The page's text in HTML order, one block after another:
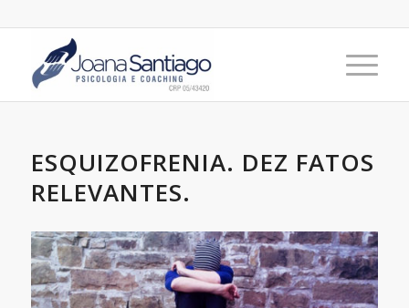
ESQUIZOFRENIA. DEZ FATOS
RELEVANTES.